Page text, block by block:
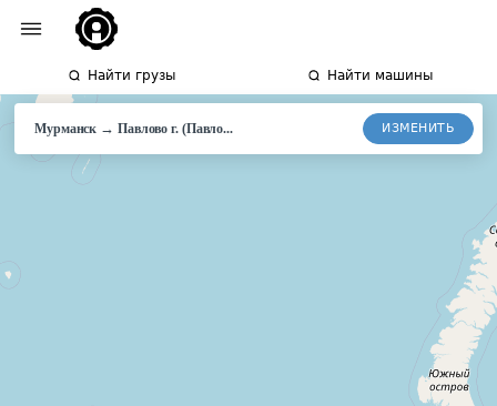
Найти грузы Найти машины
Мурманск → Павловог. (Павло... ИЗМЕНИТЬ